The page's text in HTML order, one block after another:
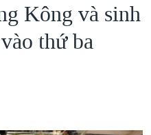
Kông và sinh
thứ ba